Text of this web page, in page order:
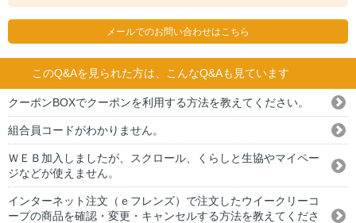
メールでのお問い合わせはこちら
このQ&Aを見られた方は、こんなQ&Aも見ています
クーポンBOXでクーポンを利用する方法を教えてください。
組合員コードがわかりません。
ＷＥＢ加入しましたが、スクロール、くらしと生協やマイペー
ジなどが使えません。
インターネット注文（ｅフレンズ）で注文したウイークリーコ
ープの商品を確認・変更・キャンセルする方法を教えてくださ